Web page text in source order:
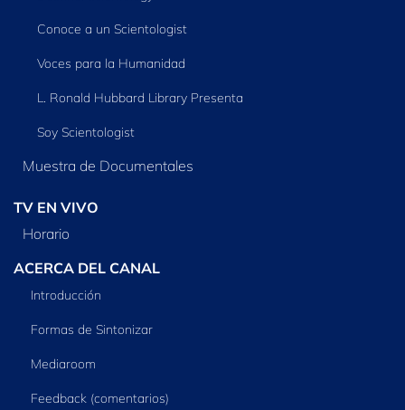
Conoce a un Scientologist
Voces para la Humanidad
L. Ronald Hubbard Library Presenta
Soy Scientologist
Muestra de Documentales
TV EN VIVO
Horario
ACERCA DEL CANAL
Introducción
Formas de Sintonizar
Mediaroom
Feedback (comentarios)